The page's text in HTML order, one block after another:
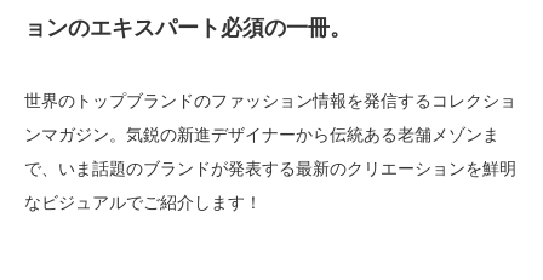
ョンのエキスパート必須の一冊。
世界のトップブランドのファッション情報を発信するコレクショ
ンマガジン。気鋭の新進デザイナーから伝統ある老舗メゾンま
で、いま話題のブランドが発表する最新のクリエーションを鮮明
なビジュアルでご紹介します！